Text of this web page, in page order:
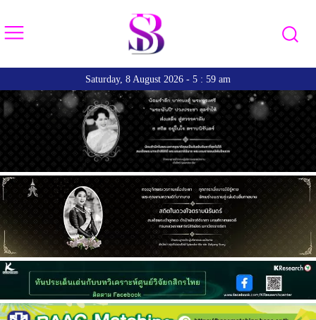
Saturday, 8 August 2026 - 5 : 59 am